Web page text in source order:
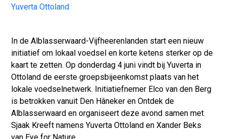
Yuverta Ottoland
In de Alblasserwaard-Vijfheerenlanden start een nieuw
initiatief om lokaal voedsel en korte ketens sterker op de
kaart te zetten. Op donderdag 4 juni vindt bij Yuverta in
Ottoland de eerste groepsbijeenkomst plaats van het
lokale voedselnetwerk. Initiatiefnemer Elco van den Berg
is betrokken vanuit Den Hâneker en Ontdek de
Alblasserwaard en organiseert deze avond samen met
Sjaak Kreeft namens Yuverta Ottoland en Xander Beks
van Eye for Nature.